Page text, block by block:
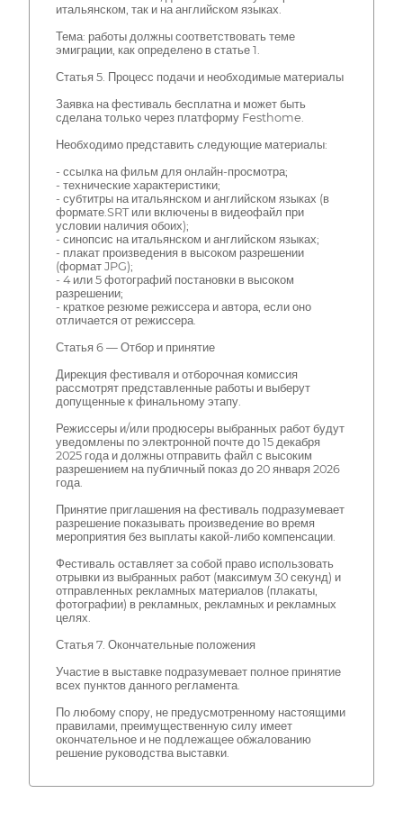
итальянском, так и на английском языках.
Тема: работы должны соответствовать теме
эмиграции, как определено в статье 1.
Статья 5. Процесс подачи и необходимые материалы
Заявка на фестиваль бесплатна и может быть
сделана только через платформу Festhome.
Необходимо представить следующие материалы:
- ссылка на фильм для онлайн-просмотра;
- технические характеристики;
- субтитры на итальянском и английском языках (в
формате.SRT или включены в видеофайл при
условии наличия обоих);
- синопсис на итальянском и английском языках;
- плакат произведения в высоком разрешении
(формат JPG);
- 4 или 5 фотографий постановки в высоком
разрешении;
- краткое резюме режиссера и автора, если оно
отличается от режиссера.
Статья 6 — Отбор и принятие
Дирекция фестиваля и отборочная комиссия
рассмотрят представленные работы и выберут
допущенные к финальному этапу.
Режиссеры и/или продюсеры выбранных работ будут
уведомлены по электронной почте до 15 декабря
2025 года и должны отправить файл с высоким
разрешением на публичный показ до 20 января 2026
года.
Принятие приглашения на фестиваль подразумевает
разрешение показывать произведение во время
мероприятия без выплаты какой-либо компенсации.
Фестиваль оставляет за собой право использовать
отрывки из выбранных работ (максимум 30 секунд) и
отправленных рекламных материалов (плакаты,
фотографии) в рекламных, рекламных и рекламных
целях.
Статья 7. Окончательные положения
Участие в выставке подразумевает полное принятие
всех пунктов данного регламента.
По любому спору, не предусмотренному настоящими
правилами, преимущественную силу имеет
окончательное и не подлежащее обжалованию
решение руководства выставки.